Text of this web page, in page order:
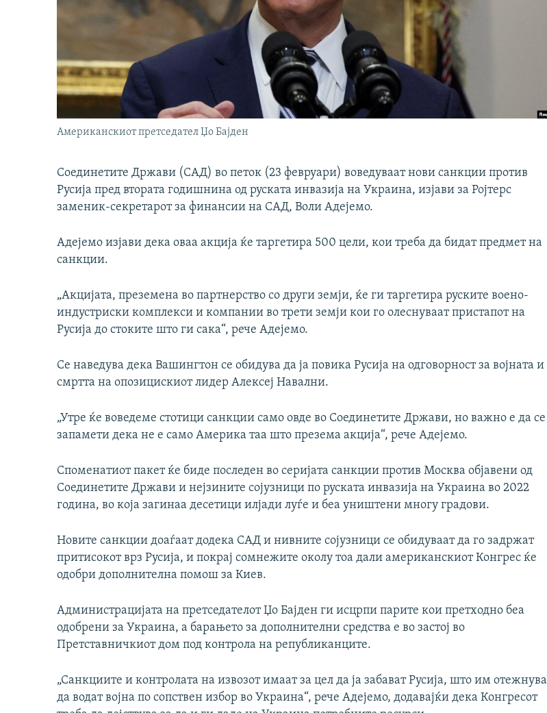
Американскиот претседател Џо Бајден
Соединетите Држави (САД) во петок (23 февруари) воведуваат нови санкции против
Русија пред втората годишнина од руската инвазија на Украина, изјави за Ројтерс
заменик-секретарот за финансии на САД, Воли Адејемо.
Адејемо изјави дека оваа акција ќе таргетира 500 цели, кои треба да бидат предмет на
санкции.
„Акцијата, преземена во партнерство со други земји, ќе ги таргетира руските воено-
индустриски комплекси и компании во трети земји кои го олеснуваат пристапот на
Русија до стоките што ги сака“, рече Адејемо.
Се наведува дека Вашингтон се обидува да ја повика Русија на одговорност за војната и
смртта на опозицискиот лидер Алексеј Навални.
„Утре ќе воведеме стотици санкции само овде во Соединетите Држави, но важно е да се
запамети дека не е само Америка таа што презема акција“, рече Адејемо.
Споменатиот пакет ќе биде последен во серијата санкции против Москва објавени од
Соединетите Држави и нејзините сојузници по руската инвазија на Украина во 2022
година, во која загинаа десетици илјади луѓе и беа уништени многу градови.
Новите санкции доаѓаат додека САД и нивните сојузници се обидуваат да го задржат
притисокот врз Русија, и покрај сомнежите околу тоа дали американскиот Конгрес ќе
одобри дополнителна помош за Киев.
Администрацијата на претседателот Џо Бајден ги исцрпи парите кои претходно беа
одобрени за Украина, а барањето за дополнителни средства е во застој во
Претставничкиот дом под контрола на републиканците.
„Санкциите и контролата на извозот имаат за цел да ја забават Русија, што им отежнува
да водат војна по сопствен избор во Украина“, рече Адејемо, додавајќи дека Конгресот